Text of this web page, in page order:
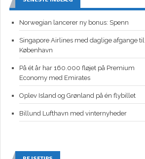
Norwegian lancerer ny bonus: Spenn
Singapore Airlines med daglige afgange til
København
På ét år har 160.000 fløjet på Premium
Economy med Emirates
Oplev Island og Grønland på én flybillet
Billund Lufthavn med vinternyheder